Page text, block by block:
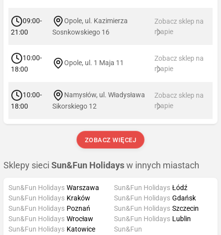
09:00-
21:00
Opole, ul. Kazimierza
Sosnkowskiego 16
Zobacz sklep na
mapie
10:00-
18:00
Opole, ul. 1 Maja 11
Zobacz sklep na
mapie
10:00-
18:00
Namysłów, ul. Władysława
Sikorskiego 12
Zobacz sklep na
mapie
ZOBACZ WIĘCEJ
Sklepy sieci Sun&Fun Holidays w innych miastach
Sun&Fun Holidays Warszawa
Sun&Fun Holidays Kraków
Sun&Fun Holidays Poznań
Sun&Fun Holidays Wrocław
Sun&Fun Holidays Łódź
Sun&Fun Holidays Gdańsk
Sun&Fun Holidays Szczecin
Sun&Fun Holidays Lublin
Sun&Fun Holidays Katowice Sun&Fun